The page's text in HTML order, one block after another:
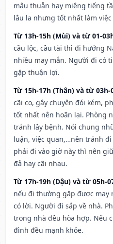
mâu thuẫn hay miệng tiếng
lâu la nhưng tốt nhất làm
Từ 13h-15h (Mùi) và từ 01-
cầu lộc, cầu tài thì đi hướng
nhiều may mắn. Người đi có
gặp thuận lợi.
Từ 15h-17h (Thân) và từ 03h-
cãi cọ, gây chuyện đói kém,
tốt nhất nên hoãn lại. Phòng
tránh lây bệnh. Nói chung
luận, việc quan,…nên tránh
phải đi vào giờ này thì nên
đả hay cãi nhau.
Từ 17h-19h (Dậu) và từ 05h-
nếu đi thường gặp được may
có lời. Người đi sắp về nhà.
trong nhà đều hòa hợp. Nếu
đình đều mạnh khỏe.